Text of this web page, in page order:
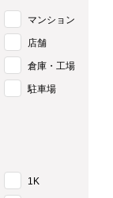
マンション
店舗
倉庫・工場
駐車場
1K